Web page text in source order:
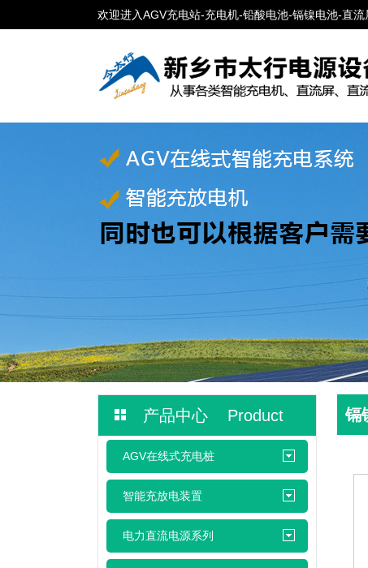
欢迎进入AGV充电站-充电机-铅酸电池-镉镍电池-直流
产品中心 Product
AGV在线式充电桩
智能充放电装置
电力直流电源系列
镉